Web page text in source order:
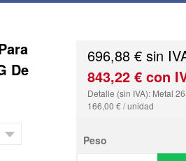
De
696,88 € sin
843,22 € con
Detalle (sin IVA): Metal
166,00 € / unidad
Peso